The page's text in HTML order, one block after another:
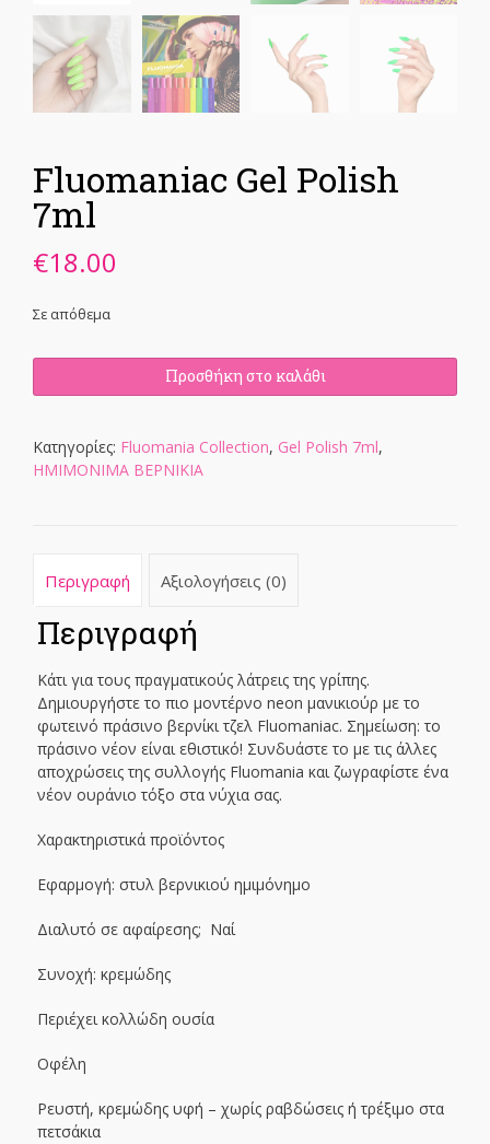
Fluomaniac Gel Polish
7ml
€18.00
Σε απόθεμα
Gel
7ml
ποσότητα
Προσθήκη στο καλάθι
Κατηγορίες: Fluomania Collection, Gel Polish 7ml,
ΗΜΙΜΟΝΙΜΑ ΒΕΡΝΙΚΙΑ
Περιγραφή Αξιολογήσεις (0)
Περιγραφή
Κάτι για τους πραγματικούς λάτρεις της γρίπης.
Δημιουργήστε το πιο μοντέρνο neon μανικιούρ με το
φωτεινό πράσινο βερνίκι τζελ Fluomaniac. Σημείωση: το
πράσινο νέον είναι εθιστικό! Συνδυάστε το με τις άλλες
αποχρώσεις της συλλογής Fluomania και ζωγραφίστε ένα
νέον ουράνιο τόξο στα νύχια σας.
Χαρακτηριστικά προϊόντος
Εφαρμογή: στυλ βερνικιού ημιμόνημο
Διαλυτό σε αφαίρεσης; Ναί
Συνοχή: κρεμώδης
Περιέχει κολλώδη ουσία
Οφέλη
Ρευστή, κρεμώδης υφή – χωρίς ραβδώσεις ή τρέξιμο στα
πετσάκια